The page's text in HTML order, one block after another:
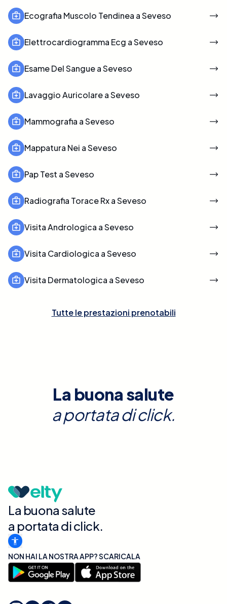
Ecografia Muscolo Tendinea a Seveso
Elettrocardiogramma Ecg a Seveso
Esame Del Sangue a Seveso
Lavaggio Auricolare a Seveso
Mammografia a Seveso
Mappatura Nei a Seveso
Pap Test a Seveso
Radiografia Torace Rx a Seveso
Visita Andrologica a Seveso
Visita Cardiologica a Seveso
Visita Dermatologica a Seveso
Tutte le prestazioni prenotabili
La buona salute
a portata di click.
La buona salute
a portata di click.
NON HAI LA NOSTRA APP? SCARICALA